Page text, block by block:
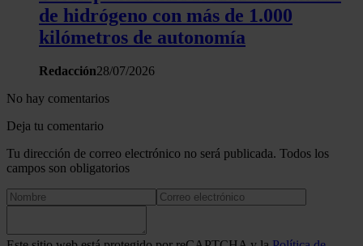
de hidrógeno con más de 1.000
kilómetros de autonomía
Redacción28/07/2026
No hay comentarios
Deja tu comentario
Tu dirección de correo electrónico no será publicada. Todos los
campos son obligatorios